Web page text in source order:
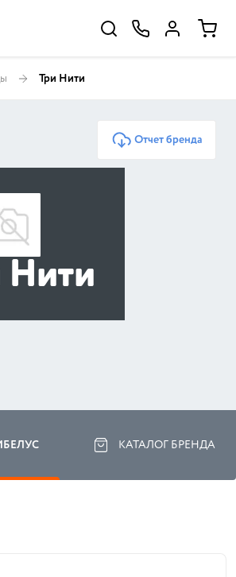
Три Нити
Отчет бренда
Нити
КАТАЛОГ БРЕНДА